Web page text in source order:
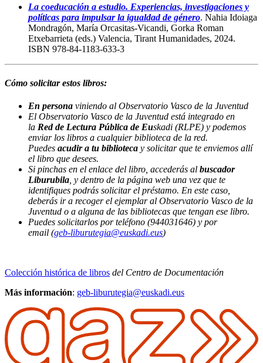
La coeducación a estudio. Experiencias, investigaciones y
políticas para impulsar la igualdad de género. Nahia Idoiaga
Mondragón, María Orcasitas-Vicandi, Gorka Roman
Etxebarrieta (eds.) Valencia, Tirant Humanidades, 2024.
ISBN 978-84-1183-633-3
Cómo solicitar estos libros:
En persona viniendo al Observatorio Vasco de la Juventud
El Observatorio Vasco de la Juventud está integrado en
la Red de Lectura Pública de Euskadi (RLPE) y podemos
enviar los libros a cualquier biblioteca de la red.
Puedes acudir a tu biblioteca y solicitar que te enviemos allí
el libro que desees.
Si pinchas en el enlace del libro, accederás al buscador
Liburubila , y dentro de la página web una vez que te
identifiques podrás solicitar el préstamo. En este caso,
deberás ir a recoger el ejemplar al Observatorio Vasco de la
Juventud o a alguna de las bibliotecas que tengan ese libro.
Puedes solicitarlos por teléfono (944031646) y por
email (geb-liburutegia@euskadi.eus)
Colección histórica de libros del Centro de Documentación
Más información: geb-liburutegia@euskadi.eus